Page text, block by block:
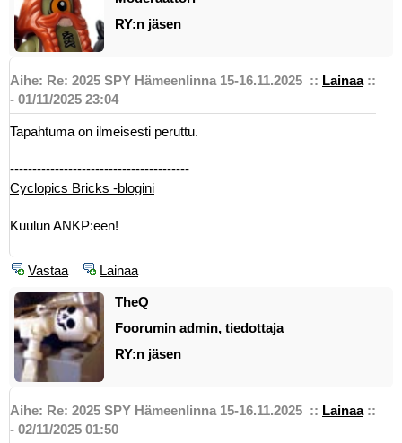
RY:n jäsen
:: Lainaa::
Aihe: Re: 2025 SPY Hämeenlinna 15-16.11.2025
- 01/11/2025 23:04
Tapahtuma on ilmeisesti peruttu.
----------------------------------------
Cyclopics Bricks -blogini
Kuulun ANKP:een!
Vastaa Lainaa
TheQ
Foorumin admin, tiedottaja
RY:n jäsen
:: Lainaa::
Aihe: Re: 2025 SPY Hämeenlinna 15-16.11.2025
- 02/11/2025 01:50